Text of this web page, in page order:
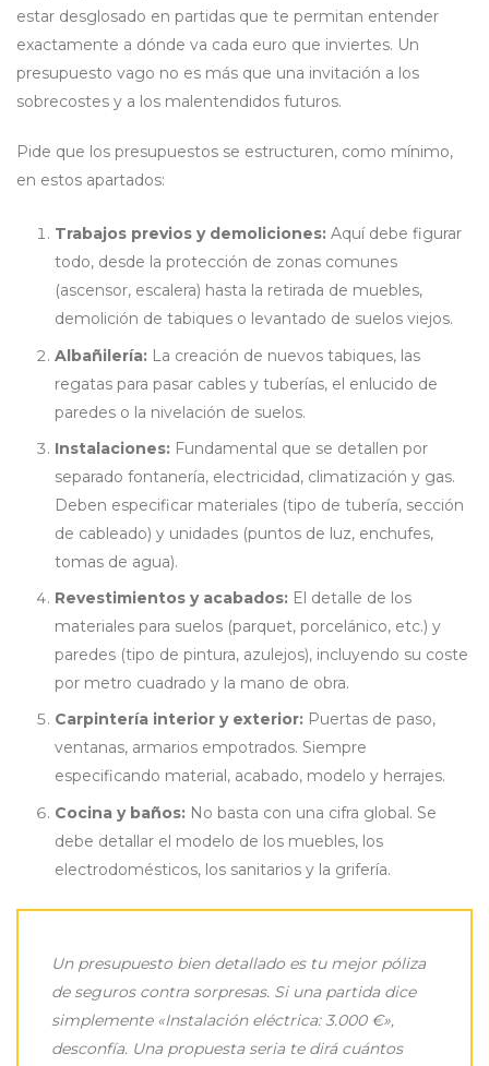
estar desglosado en partidas que te permitan entender
exactamente a dónde va cada euro que inviertes. Un
presupuesto vago no es más que una invitación a los
sobrecostes y a los malentendidos futuros.
Pide que los presupuestos se estructuren, como mínimo,
en estos apartados:
Trabajos previos y demoliciones: Aquí debe figurar
todo, desde la protección de zonas comunes
(ascensor, escalera) hasta la retirada de muebles,
demolición de tabiques o levantado de suelos viejos.
Albañilería: La creación de nuevos tabiques, las
regatas para pasar cables y tuberías, el enlucido de
paredes o la nivelación de suelos.
Instalaciones: Fundamental que se detallen por
separado fontanería, electricidad, climatización y gas.
Deben especificar materiales (tipo de tubería, sección
de cableado) y unidades (puntos de luz, enchufes,
tomas de agua).
Revestimientos y acabados: El detalle de los
materiales para suelos (parquet, porcelánico, etc.) y
paredes (tipo de pintura, azulejos), incluyendo su coste
por metro cuadrado y la mano de obra.
Carpintería interior y exterior: Puertas de paso,
ventanas, armarios empotrados. Siempre
especificando material, acabado, modelo y herrajes.
Cocina y baños: No basta con una cifra global. Se
debe detallar el modelo de los muebles, los
electrodomésticos, los sanitarios y la grifería.
Un presupuesto bien detallado es tu mejor póliza
de seguros contra sorpresas. Si una partida dice
simplemente «Instalación eléctrica: 3.000 €»,
desconfía. Una propuesta seria te dirá cuántos